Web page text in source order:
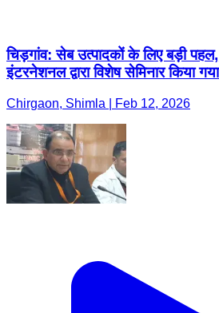
चिड़गांव: सेब उत्पादकों के लिए बड़ी
इंटरनेशनल द्वारा विशेष सेमिनार किया
Chirgaon, Shimla | Feb 12, 2026